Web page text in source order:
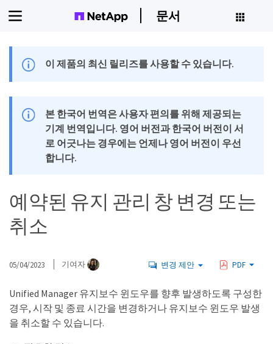
문서
이 제품의 최신 릴리즈를 사용할 수 있습니다.
본 한국어 번역은 사용자 편의를 위해 제공되는
기계 번역입니다. 영어 버전과 한국어 버전이 서
로 어긋나는 경우에는 언제나 영어 버전이 우선
합니다.
예약된 유지 관리 창 변경 또는
취소
05/04/2023 기여자 변경 제안 PDF
Unified Manager 유지보수 윈도우를 향후 발생하도록 구성한
경우, 시작 및 종료 시간을 변경하거나 유지보수 윈도우 발생
을 취소할 수 있습니다.